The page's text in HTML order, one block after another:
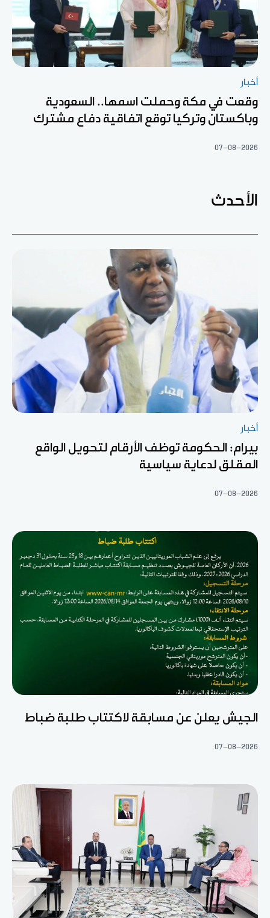
أخبار
وقعت في مكة وحملت اسمها.. السعودية
وباكستان وتركيا توقع اتفاقية دفاع مشترك
07-08-2026
الأحدث
أخبار
بيرام: الحكومة توظف الأرقام لتحويل الواقع
المقلق لدعاية سياسية
07-08-2026
الجيش يعلن عن مسابقة لاكتتاب طلبة ضباط
07-08-2026